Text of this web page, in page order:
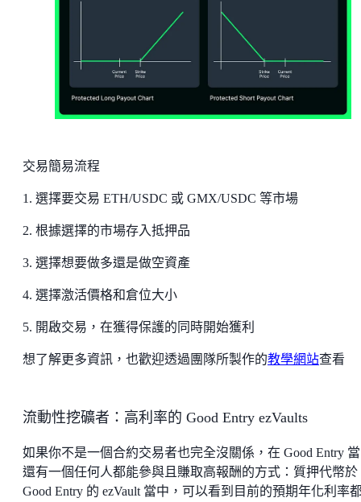
交易簡易流程
1. 選擇要交易 ETH/USDC 或 GMX/USDC 等市場
2. 根據選擇的市場存入抵押品
3. 選擇想要做多還是做空資產
4. 選擇激活價格和倉位大小
5. 開啟交易，在獲得保護的同時開始獲利
想了解更多資訊，也歡迎透過團隊所製作的教學網站查看
流動性挖礦者：高利率的 Good Entry ezVaults
如果你不是一個合約交易者也完全沒關係，在 Good Entry
還有一個任何人都能參與且賺取高報酬的方式：質押代幣於
Good Entry 的 ezVault 當中，可以看到目前的預期年化利率